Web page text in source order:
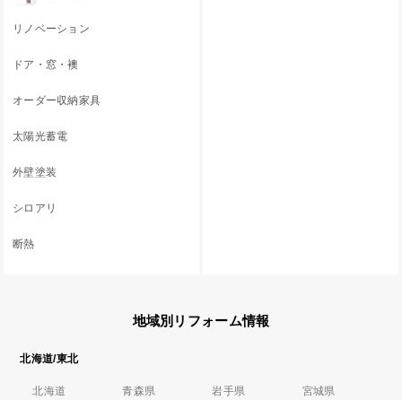
リノベーション
ドア・窓・襖
オーダー収納家具
太陽光蓄電
外壁塗装
シロアリ
断熱
地域別リフォーム情報
北海道/東北
北海道 青森県 岩手県 宮城県